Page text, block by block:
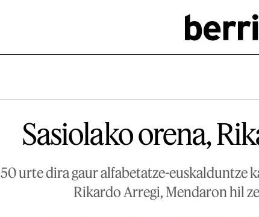
Sasiolako orena,
50 urte dira gaur alfabetatze-euskalduntze
Rikardo Arregi, Mendaron hil